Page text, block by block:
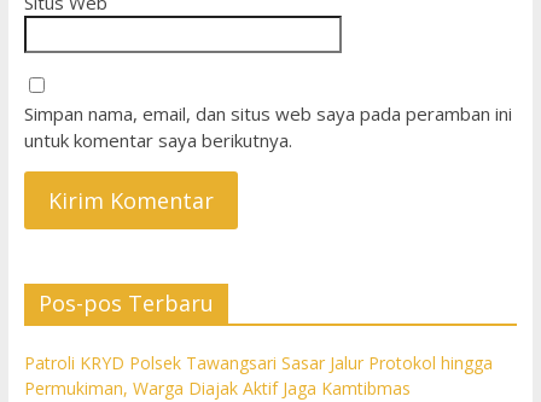
Simpan nama, email, dan situs web saya pada peramban ini
untuk komentar saya berikutnya.
Pos-pos Terbaru
Patroli KRYD Polsek Tawangsari Sasar Jalur Protokol hingga
Permukiman, Warga Diajak Aktif Jaga Kamtibmas